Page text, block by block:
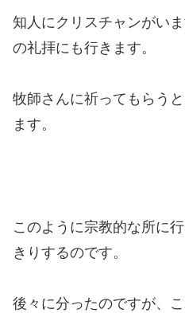
知人にクリスチャンがい
の礼拝にも行きます。
牧師さんに祈ってもらう
ます。
このように宗教的な所に
きりするのです。
後々に分ったのですが、